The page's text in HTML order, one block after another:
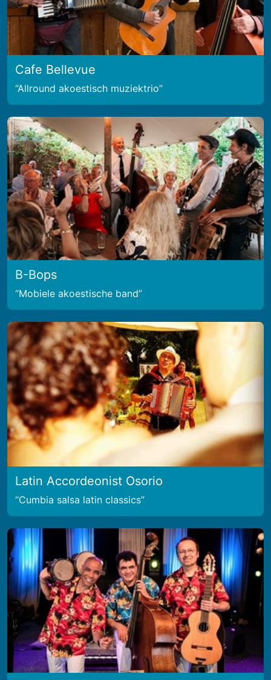
Cafe Bellevue
Allround akoestisch muziektrio
B-Bops
Mobiele akoestische band
Latin Accordeonist Osorio
Cumbia salsa latin classics